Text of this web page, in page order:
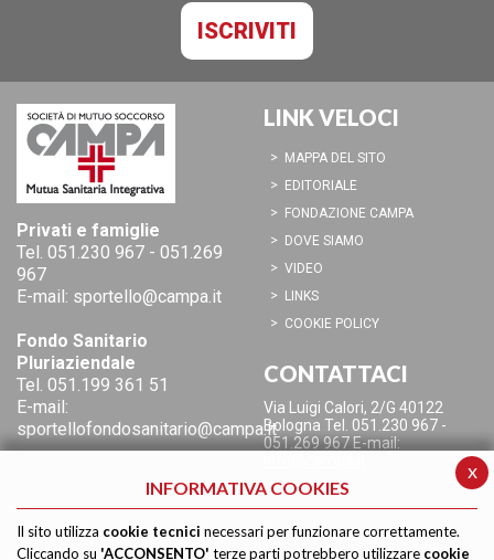
LINK VELOCI
MAPPA DEL SITO
EDITORIALE
FONDAZIONE CAMPA
DOVE SIAMO
VIDEO
LINKS
COOKIE POLICY
CONTATTACI
Via Luigi Calori, 2/G 40122
Bologna Tel. 051.230 967 -
051.269 967E-mail:
Privati e famiglie
Tel. 051.230 967 - 051.269
967
E-mail: sportello@campa.it
Fondo Sanitario
Pluriaziendale
Tel. 051.199 361 51
E-mail:
sportellofondosanitario@campa.it
x
INFORMATIVA COOKIES
Il sito utilizza cookie tecnici necessari per funzionare correttamente.
Cliccando su 'ACCONSENTO' terze parti potrebbero utilizzare cookie